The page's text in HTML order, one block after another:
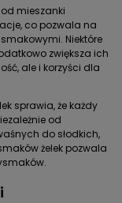
od mieszanki
co pozwala na
Niektóre
zwiększa ich
ale i korzyści dla
sprawia, że każdy
od
do słodkich,
żelek pozwala